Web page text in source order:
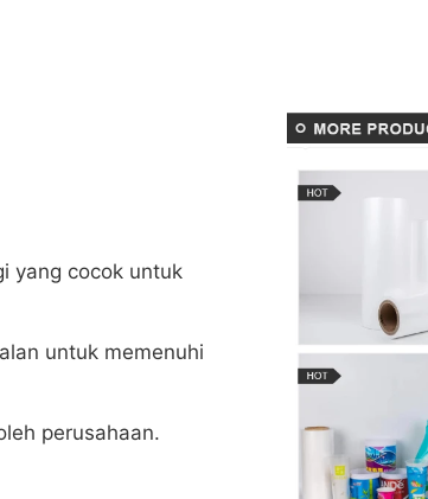
yang cocok untuk
untuk memenuhi
perusahaan.